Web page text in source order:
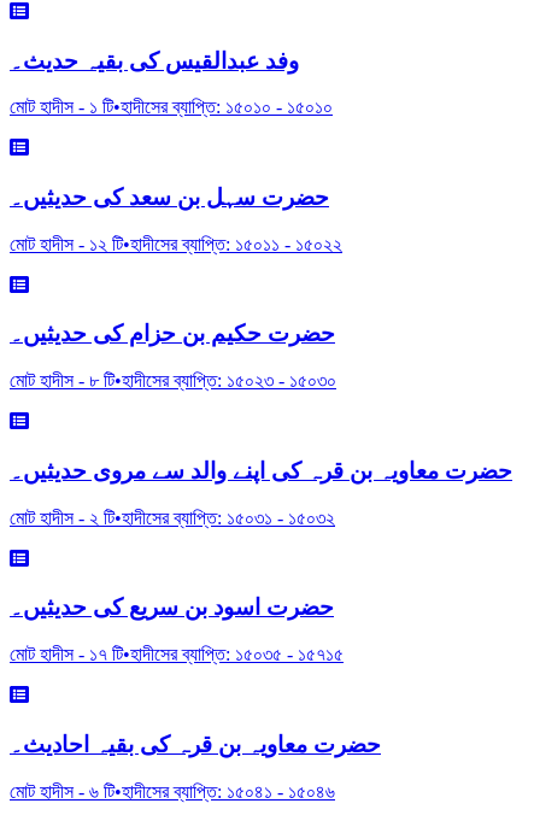
وفد عبدالقیس کی بقیہ حدیث۔
মোট হাদীস - ১ টি•হাদীসের ব্যাপ্তি: ১৫০১০ - ১৫০১০
حضرت سہل بن سعد کی حدیثیں۔
মোট হাদীস - ১২ টি•হাদীসের ব্যাপ্তি: ১৫০১১ - ১৫০২২
حضرت حکیم بن حزام کی حدیثیں۔
মোট হাদীস - ৮টি•হাদীসের ব্যাপ্তি: ১৫০২৩ - ১৫০৩০
حضرت معاویہ بن قرہ کی اپنے والد سے مروی حدیثیں۔
মোট হাদীস - ২ টি•হাদীসের ব্যাপ্তি: ১৫০৩১ - ১৫০৩২
حضرت اسود بن سریع کی حدیثیں۔
মোট হাদীস - ১৭ টি•হাদীসের ব্যাপ্তি: ১৫০৩৫ - ১৫৭১৫
حضرت معاویہ بن قرہ کی بقیہ احادیث۔
মোট হাদীস - ৬ টি•হাদীসের ব্যাপ্তি: ১৫০৪১ - ১৫০৪৬